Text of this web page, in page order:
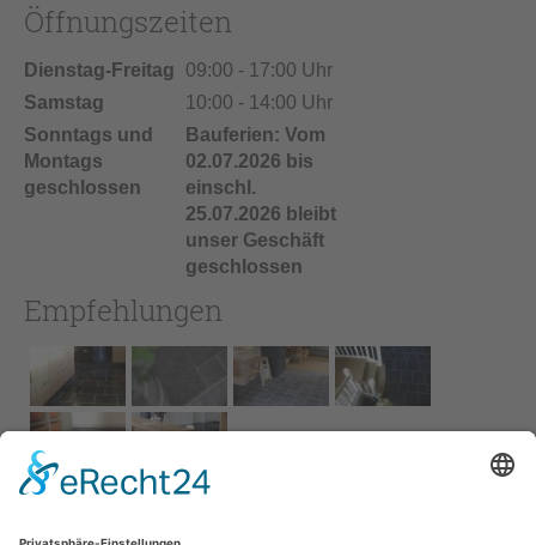
Öffnungszeiten
Dienstag-Freitag
09:00 - 17:00 Uhr
Samstag
10:00 - 14:00 Uhr
Sonntags und
Montags
geschlossen
Bauferien: Vom
02.07.2026 bis
einschl.
25.07.2026 bleibt
unser Geschäft
geschlossen
Empfehlungen